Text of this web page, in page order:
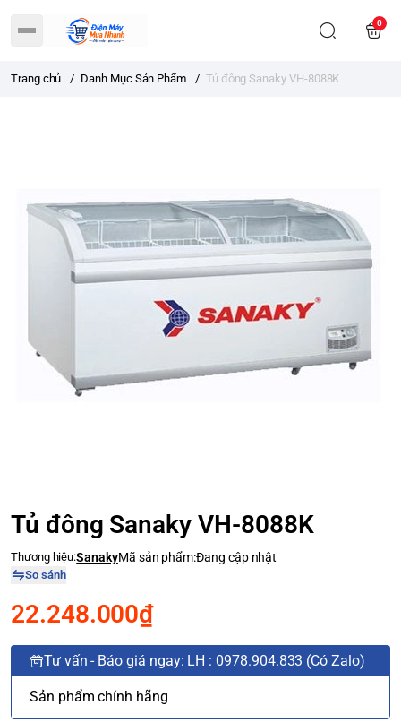
0
Trang chủ / Danh Mục Sản Phẩm / Tủ đông Sanaky VH-8088K
Tủ đông Sanaky VH-8088K
Thương hiệu:SanakyMã sản phẩm:Đang cập nhật
So sánh
22.248.000₫
Tư vấn - Báo giá ngay: LH : 0978.904.833 (Có Zalo)
Sản phẩm chính hãng